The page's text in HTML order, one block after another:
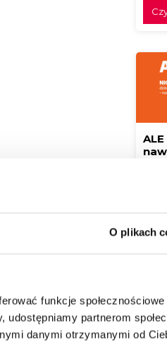
O plikach
funkcje
partnerom
danymi otrzymanymi od